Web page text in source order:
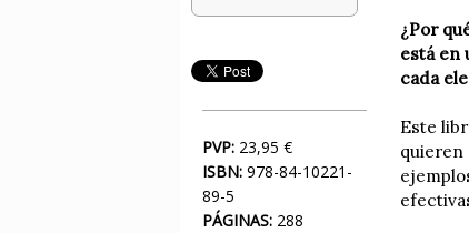
PVP: 23,95 €
ISBN: 978-84-10221-
89-5
PÁGINAS: 288
¿Por
está en
cada
Este
quieren